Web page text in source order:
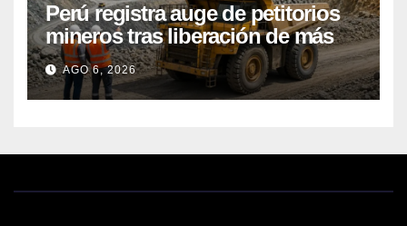
Perú registra auge de petitorios
mineros tras liberación de más
de mil concesiones para explorar
cobre y oro
AGO 6, 2026